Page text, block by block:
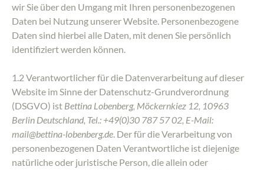
wir Sie über den Umgang mit Ihren personenbezogenen
Daten bei Nutzung unserer Website. Personenbezogene
Daten sind hierbei alle Daten, mit denen Sie persönlich
identifiziert werden können.
1.2 Verantwortlicher für die Datenverarbeitung auf dieser
Website im Sinne der Datenschutz-Grundverordnung
(DSGVO) ist Bettina Lobenberg, Möckernkiez 12, 10963
Berlin Deutschland, Tel.: +49(0)30 787 57 02, E-Mail:
mail@bettina-lobenberg.de. Der für die Verarbeitung von
personenbezogenen Daten Verantwortliche ist diejenige
natürliche oder juristische Person, die allein oder